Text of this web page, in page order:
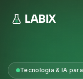
LABIX
Tecnologia & IA